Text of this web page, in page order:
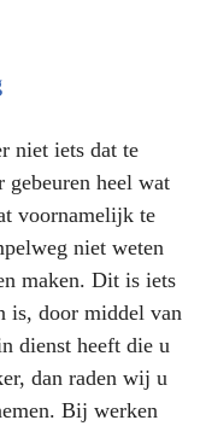
niet iets dat te
heel wat
voornamelijk te
niet weten
maken. Dit is iets
is, door middel van
dienst heeft die u
dan raden wij u
Bij werken